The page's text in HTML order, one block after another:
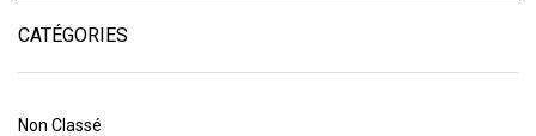
CATÉGORIES
Non Classé